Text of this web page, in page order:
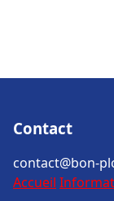
Contact
contact@bon-
Accueil